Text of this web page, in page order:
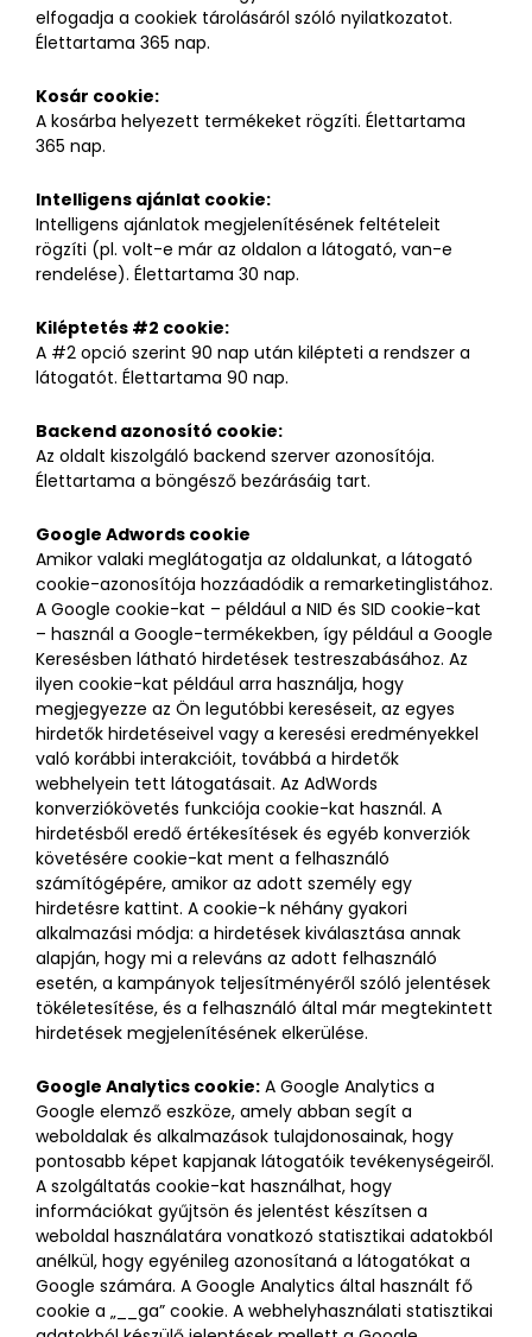
elfogadja a cookiek tárolásáról szóló nyilatkozatot.
Élettartama 365 nap.
Kosár cookie:
A kosárba helyezett termékeket rögzíti. Élettartama
365 nap.
Intelligens ajánlat cookie:
Intelligens ajánlatok megjelenítésének feltételeit
rögzíti (pl. volt-e már az oldalon a látogató, van-e
rendelése). Élettartama 30 nap.
Kiléptetés #2 cookie:
A #2 opció szerint 90 nap után kilépteti a rendszer a
látogatót. Élettartama 90 nap.
Backend azonosító cookie:
Az oldalt kiszolgáló backend szerver azonosítója.
Élettartama a böngésző bezárásáig tart.
Google Adwords cookie
Amikor valaki meglátogatja az oldalunkat, a látogató
cookie-azonosítója hozzáadódik a remarketinglistához.
A Google cookie-kat – például a NID és SID cookie-kat
– használ a Google-termékekben, így például a Google
Keresésben látható hirdetések testreszabásához. Az
ilyen cookie-kat például arra használja, hogy
megjegyezze az Ön legutóbbi kereséseit, az egyes
hirdetők hirdetéseivel vagy a keresési eredményekkel
való korábbi interakcióit, továbbá a hirdetők
webhelyein tett látogatásait. Az AdWords
konverziókövetés funkciója cookie-kat használ. A
hirdetésből eredő értékesítések és egyéb konverziók
követésére cookie-kat ment a felhasználó
számítógépére, amikor az adott személy egy
hirdetésre kattint. A cookie-k néhány gyakori
alkalmazási módja: a hirdetések kiválasztása annak
alapján, hogy mi a releváns az adott felhasználó
esetén, a kampányok teljesítményéről szóló jelentések
tökéletesítése, és a felhasználó által már megtekintett
hirdetések megjelenítésének elkerülése.
Google Analytics cookie: A Google Analytics a
Google elemző eszköze, amely abban segít a
weboldalak és alkalmazások tulajdonosainak, hogy
pontosabb képet kapjanak látogatóik tevékenységeiről.
A szolgáltatás cookie-kat használhat, hogy
információkat gyűjtsön és jelentést készítsen a
weboldal használatára vonatkozó statisztikai adatokból
anélkül, hogy egyénileg azonosítaná a látogatókat a
Google számára. A Google Analytics által használt fő
cookie a „__ga” cookie. A webhelyhasználati statisztikai